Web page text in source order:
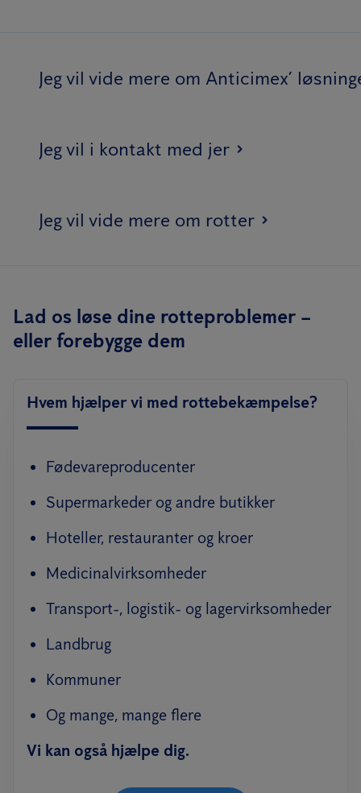
Jeg vil vide mere om Anticimex’
Jeg vil i kontakt med jer
Jeg vil vide mere om rotter
Lad os løse dine rotteproblemer –
eller forebygge dem
Hvem hjælper vi med rottebekæmpelse?
Fødevareproducenter
Supermarkeder og andre butikker
Hoteller, restauranter og kroer
Medicinalvirksomheder
Transport-, logistik- og lagervirksomheder
Landbrug
Kommuner
Og mange, mange flere
Vi kan også hjælpe dig.